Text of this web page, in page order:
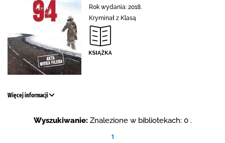
Rok wydania: 2018.
Kryminał z Klasą
Więcej informacji
Wyszukiwanie: Znalezione w bibliotekach: 0 .
1